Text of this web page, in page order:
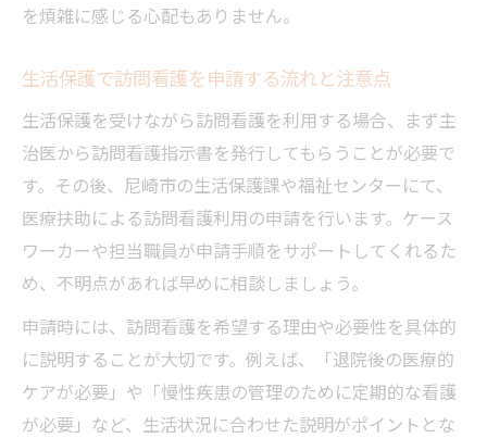
を煩雑に感じる心配もありません。
生活保護で訪問看護を申請する流れと注意点
生活保護を受けながら訪問看護を利用する場合、まず主
治医から訪問看護指示書を発行してもらうことが必要で
す。その後、尼崎市の生活保護課や福祉センターにて、
医療扶助による訪問看護利用の申請を行います。ケース
ワーカーや担当職員が申請手順をサポートしてくれるた
め、不明点があれば早めに相談しましょう。
申請時には、訪問看護を希望する理由や必要性を具体的
に説明することが大切です。例えば、「退院後の医療的
ケアが必要」や「慢性疾患の管理のために定期的な看護
が必要」など、生活状況に合わせた説明がポイントとな